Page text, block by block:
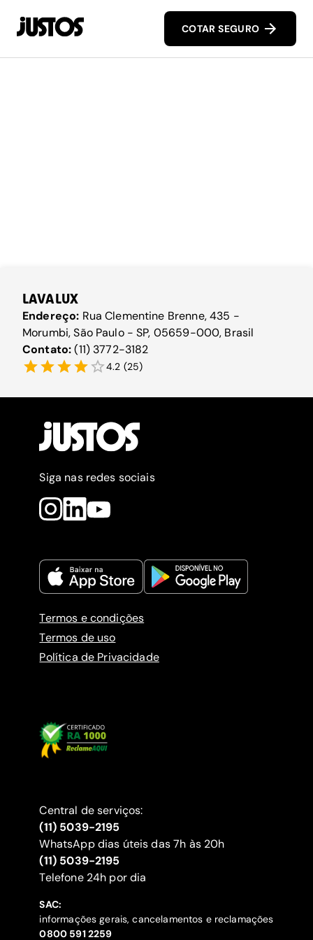
COTAR SEGURO
LAVALUX
Endereço: Rua Clementine Brenne, 435 -
Morumbi, São Paulo - SP, 05659-000, Brasil
Contato:(11) 3772-3182
4.2 (25)
Siga nas redes sociais
Termos e condições
Termos de uso
Política de Privacidade
Central de serviços:
(11) 5039-2195
WhatsApp dias úteis das 7h às 20h
(11) 5039-2195
‍Telefone 24h por dia
SAC:
informações gerais, cancelamentos e reclamações
‍0800 591 2259